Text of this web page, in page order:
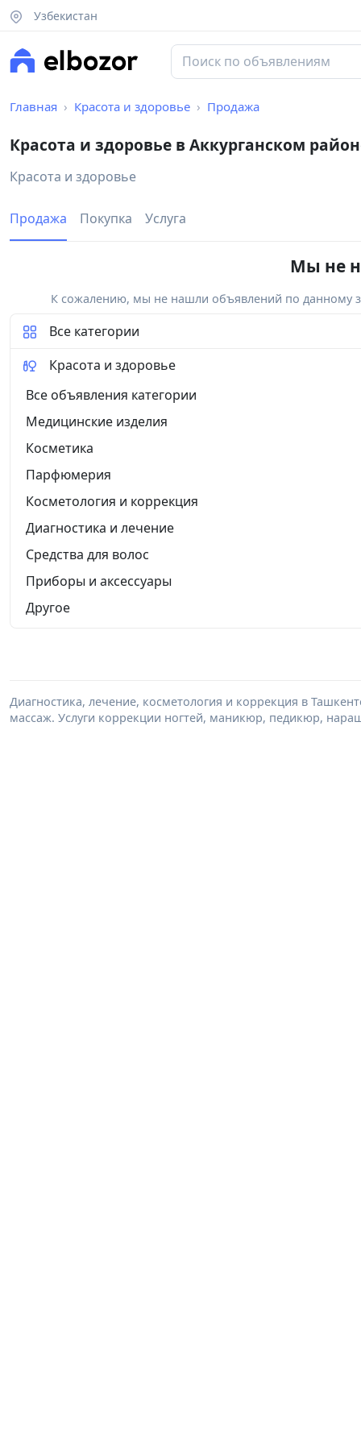
Узбекистан
Главная Красота и здоровье Продажа
Красота и здоровье в Аккурганском
Красота и здоровье
Продажа Покупка Услуга
Мы не
К сожалению, мы не нашли объявлений по данному
Все категории
Красота и здоровье
Все объявления категории
Медицинские изделия
Косметика
Парфюмерия
Косметология и коррекция
Диагностика и лечение
Средства для волос
Приборы и аксессуары
Другое
Диагностика, лечение, косметология и коррекция в
массаж. Услуги коррекции ногтей, маникюр, педикюр,